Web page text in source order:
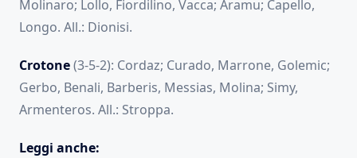
Molinaro; Lollo, Fiordilino, Vacca; Aramu; Capello,
Longo. All.: Dionisi.
Crotone(3-5-2): Cordaz; Curado, Marrone, Golemic;
Gerbo, Benali, Barberis, Messias, Molina; Simy,
Armenteros. All.: Stroppa.
Leggi anche: